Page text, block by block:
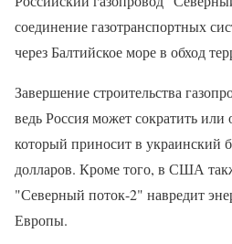
соединение газотранспортных
через Балтийское море в обход
Завершение строительства
ведь Россия может сократить или
который приносит в украинский
долларов. Кроме того, в США
"Северный поток-2" навредит
Европы.